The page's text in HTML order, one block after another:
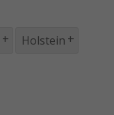
Holstein